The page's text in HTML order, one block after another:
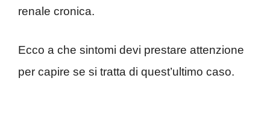
renale cronica.
Ecco a che sintomi devi prestare attenzione
per capire se si tratta di quest’ultimo caso.